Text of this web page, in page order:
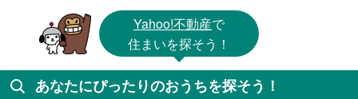
Yahoo!不動産で
住まいを探そう！
あなたにぴったりのおうちを探そう！